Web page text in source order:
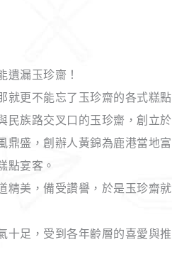
遺漏玉珍齋！
就更不能忘了玉珍齋的各式糕
民族路交叉口的玉珍齋，創立
鼎盛，創辦人黃錦為鹿港當地
點宴客。
精美，備受讚譽，於是玉珍齋
十足，受到各年齡層的喜愛與